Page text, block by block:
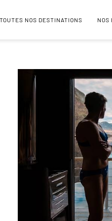
TOUTES NOS DESTINATIONS NOS